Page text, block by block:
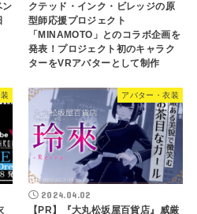
ン
クテッド・インク・ビレッジ​の原
型師応援プロジェクト
「MINAMOTO」とのコラボ企画を
発表！プロジェクト初のキャラク
ターをVRアバターとして制作
アバター・衣装
2024.04.02
【PR】『大丸松坂屋百貨店』威厳